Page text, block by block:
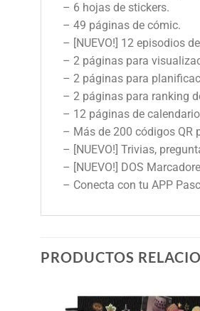
– 6 hojas de stickers.
– 49 páginas de cómic.
– [NUEVO!] 12 episodios
– 2 páginas para
– 2 páginas para
– 2 páginas para ranking
– 12 páginas de
– Más de 200 códigos QR
– [NUEVO!] Trivias,
– [NUEVO!] DOS
– Conecta con tu APP
PRODUCTOS